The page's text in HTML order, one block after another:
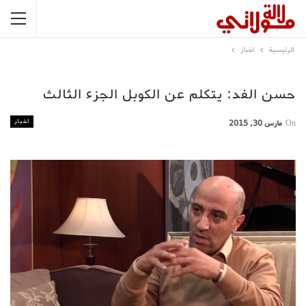
الرئيسية اخبار
حسن الفد: يتكلم عن الكوبل الجزء الثالث
اخبار On مارس 30, 2015